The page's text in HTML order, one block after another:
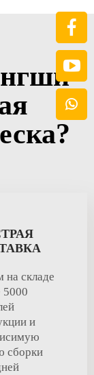
на складе
5000
и
сборки